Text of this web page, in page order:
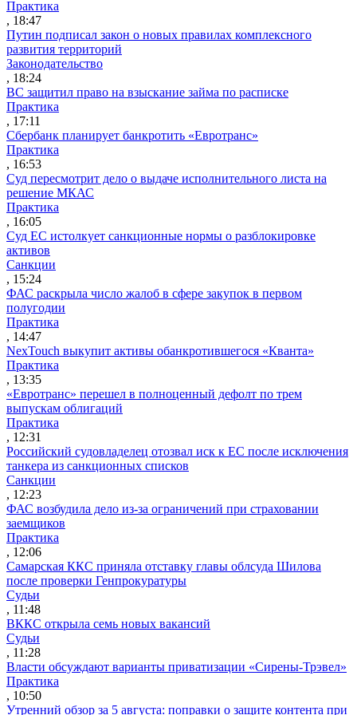
Практика
, 18:47
Путин подписал закон о новых правилах комплексного
развития территорий
Законодательство
, 18:24
ВС защитил право на взыскание займа по расписке
Практика
, 17:11
Сбербанк планирует банкротить «Евротранс»
Практика
, 16:53
Суд пересмотрит дело о выдаче исполнительного листа на
решение МКАС
Практика
, 16:05
Суд ЕС истолкует санкционные нормы о разблокировке
активов
Санкции
, 15:24
ФАС раскрыла число жалоб в сфере закупок в первом
полугодии
Практика
, 14:47
NexTouch выкупит активы обанкротившегося «Кванта»
Практика
, 13:35
«Евротранс» перешел в полноценный дефолт по трем
выпускам облигаций
Практика
, 12:31
Российский судовладелец отозвал иск к ЕС после исключения
танкера из санкционных списков
Санкции
, 12:23
ФАС возбудила дело из-за ограничений при страховании
заемщиков
Практика
, 12:06
Самарская ККС приняла отставку главы облсуда Шилова
после проверки Генпрокуратуры
Судьи
, 11:48
ВККС открыла семь новых вакансий
Судьи
, 11:28
Власти обсуждают варианты приватизации «Сирены-Трэвел»
Практика
, 10:50
Утренний обзор за 5 августа: поправки о защите контента при